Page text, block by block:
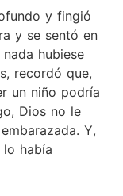
y fingió
y se sentó en
hubiese
recordó que,
un niño podría
Dios no le
Y,
había